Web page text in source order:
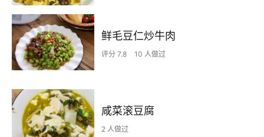
鲜毛豆仁炒牛肉
评分 7.8 10 人做过
咸菜滚豆腐
2 人做过